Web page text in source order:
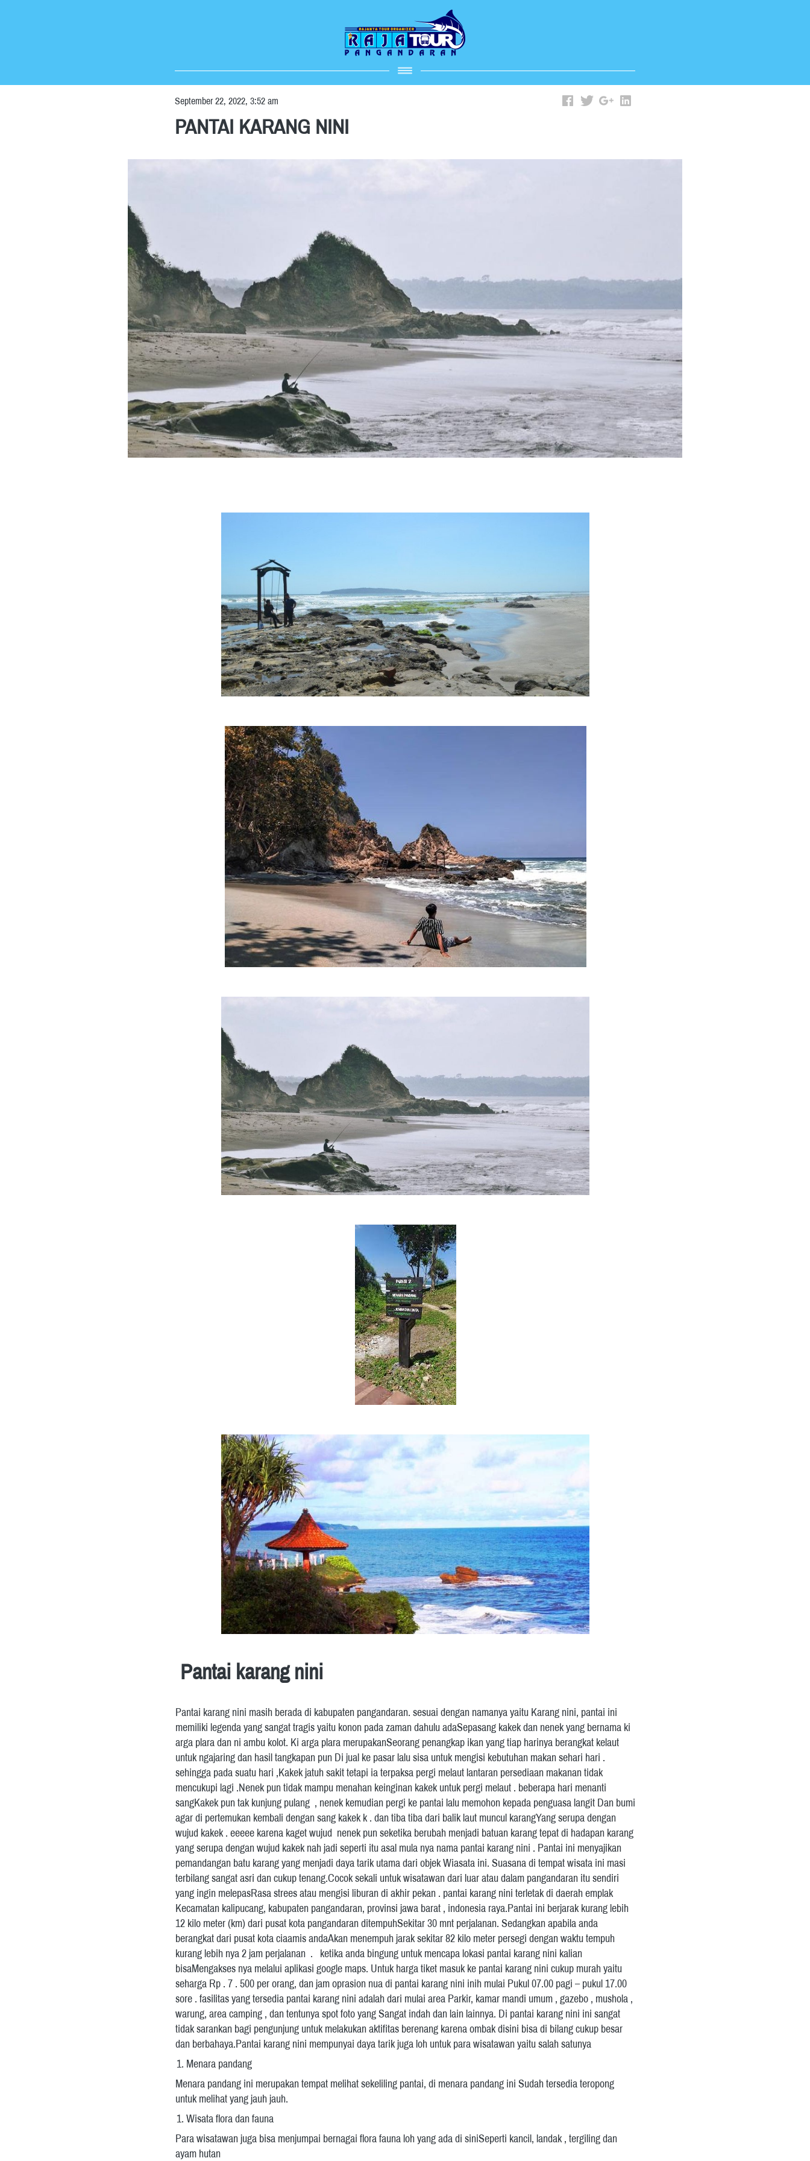
September 22, 2022, 3:52 am
PANTAI KARANG NINI
Pantai karang nini
Pantai karang nini masih berada di kabupaten pangandaran. sesuai dengan namanya yaitu Karang nini, pantai ini
memiliki legenda yang sangat tragis yaitu konon pada zaman dahulu adaSepasang kakek dan nenek yang bernama ki
arga plara dan ni ambu kolot. Ki arga plara merupakanSeorang penangkap ikan yang tiap harinya berangkat kelaut
untuk ngajaring dan hasil tangkapan pun Di jual ke pasar lalu sisa untuk mengisi kebutuhan makan sehari hari .
sehingga pada suatu hari ,Kakek jatuh sakit tetapi ia terpaksa pergi melaut lantaran persediaan makanan tidak
mencukupi lagi .Nenek pun tidak mampu menahan keinginan kakek untuk pergi melaut . beberapa hari menanti
sangKakek pun tak kunjung pulang  , nenek kemudian pergi ke pantai lalu memohon kepada penguasa langit Dan bumi
agar di pertemukan kembali dengan sang kakek k . dan tiba tiba dari balik laut muncul karangYang serupa dengan
wujud kakek . eeeee karena kaget wujud  nenek pun seketika berubah menjadi batuan karang tepat di hadapan karang
yang serupa dengan wujud kakek nah jadi seperti itu asal mula nya nama pantai karang nini . Pantai ini menyajikan
pemandangan batu karang yang menjadi daya tarik utama dari objek Wiasata ini. Suasana di tempat wisata ini masi
terbilang sangat asri dan cukup tenang.Cocok sekali untuk wisatawan dari luar atau dalam pangandaran itu sendiri
yang ingin melepasRasa strees atau mengisi liburan di akhir pekan . pantai karang nini terletak di daerah emplak
Kecamatan kalipucang, kabupaten pangandaran, provinsi jawa barat , indonesia raya.Pantai ini berjarak kurang lebih
12 kilo meter (km) dari pusat kota pangandaran ditempuhSekitar 30 mnt perjalanan. Sedangkan apabila anda
berangkat dari pusat kota ciaamis andaAkan menempuh jarak sekitar 82 kilo meter persegi dengan waktu tempuh
kurang lebih nya 2 jam perjalanan  .   ketika anda bingung untuk mencapa lokasi pantai karang nini kalian
bisaMengakses nya melalui aplikasi google maps. Untuk harga tiket masuk ke pantai karang nini cukup murah yaitu
seharga Rp . 7 . 500 per orang, dan jam oprasion nua di pantai karang nini inih mulai Pukul 07.00 pagi – pukul 17.00
sore . fasilitas yang tersedia pantai karang nini adalah dari mulai area Parkir, kamar mandi umum , gazebo , mushola ,
warung, area camping , dan tentunya spot foto yang Sangat indah dan lain lainnya. Di pantai karang nini ini sangat
tidak sarankan bagi pengunjung untuk melakukan aktifitas berenang karena ombak disini bisa di bilang cukup besar
dan berbahaya.Pantai karang nini mempunyai daya tarik juga loh untuk para wisatawan yaitu salah satunya
Menara pandang
Menara pandang ini merupakan tempat melihat sekeliling pantai, di menara pandang ini Sudah tersedia teropong
untuk melihat yang jauh jauh.
Wisata flora dan fauna
Para wisatawan juga bisa menjumpai bernagai flora fauna loh yang ada di siniSeperti kancil, landak , tergiling dan
ayam hutan